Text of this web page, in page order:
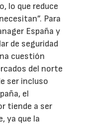
lo que reduce
Para
España y
de seguridad
cuestión
del norte
ser incluso
el
tiende a ser
ya que la